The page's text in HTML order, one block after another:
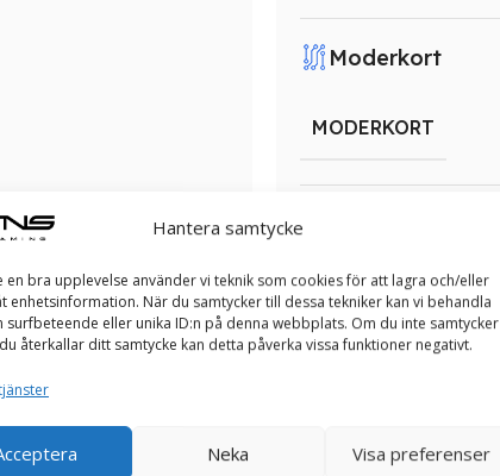
Hantera samtycke
en bra upplevelse använder vi teknik som cookies för att lagra och/eller
enhetsinformation. När du samtycker till dessa tekniker kan vi behandla
surfbeteende eller unika ID:n på denna webbplats. Om du inte samtycker
återkallar ditt samtycke kan detta påverka vissa funktioner negativt.
Neka Visa preferenser
olika sätt och vill att
välja hur din speldator
dig bäst innan du
utan också
optimal kylning och
på topp samtidigt
Moderkort
MODERKORT
PSU
NÄTVERK